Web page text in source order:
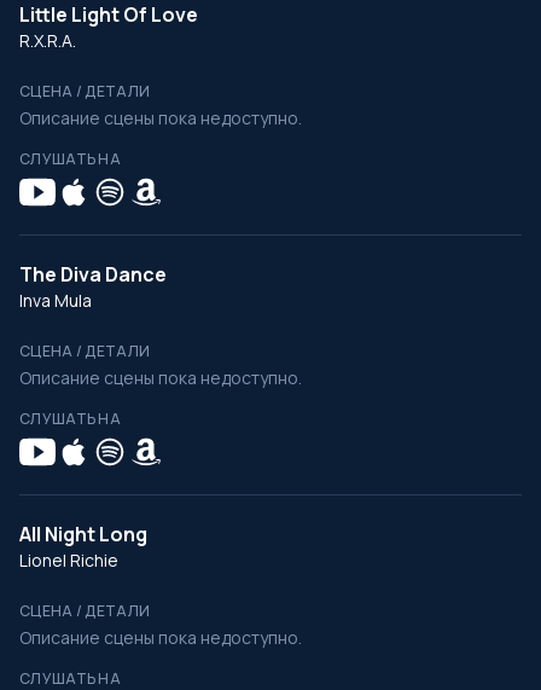
Little Light Of Love
R.X.R.A.
СЦЕНА / ДЕТАЛИ
Описание сцены пока недоступно.
СЛУШАТЬ НА
The Diva Dance
Inva Mula
СЦЕНА / ДЕТАЛИ
Описание сцены пока недоступно.
СЛУШАТЬ НА
All Night Long
Lionel Richie
СЦЕНА / ДЕТАЛИ
Описание сцены пока недоступно.
СЛУШАТЬ НА